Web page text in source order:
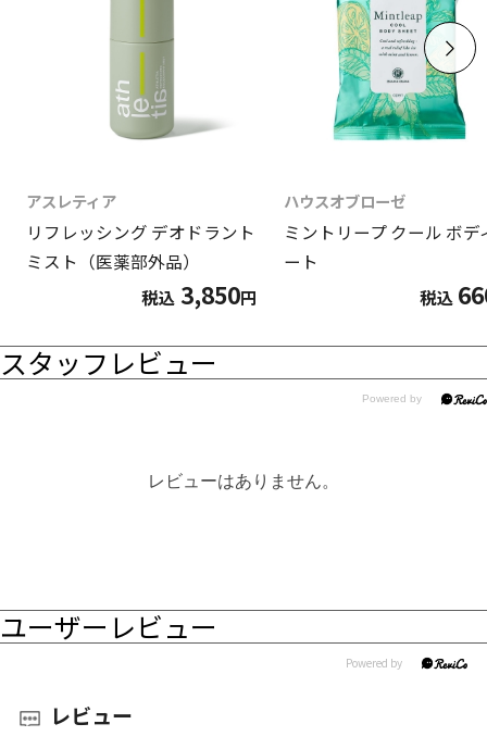
アスレティア
リフレッシング デオドラント
ミスト（医薬部外品）
税込 3,850円
ハウスオブローゼ
ミントリープ クール ボデ
ート
税込
スタッフレビュー
レビューはありません。
ユーザーレビュー
レビュー